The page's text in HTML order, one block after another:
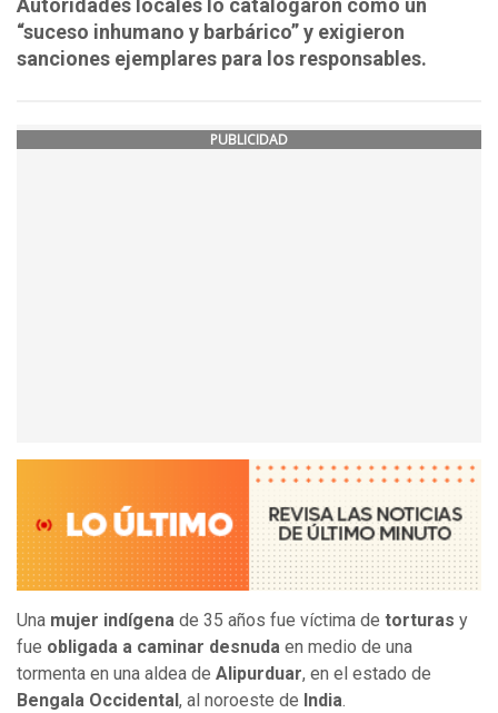
Autoridades locales lo catalogaron como un
“suceso inhumano y barbárico” y exigieron
sanciones ejemplares para los responsables.
PUBLICIDAD
Una mujer indígena de 35 años fue víctima de torturas y
fue obligada a caminar desnuda en medio de una
tormenta en una aldea de Alipurduar, en el estado de
Bengala Occidental , al noroeste de India.